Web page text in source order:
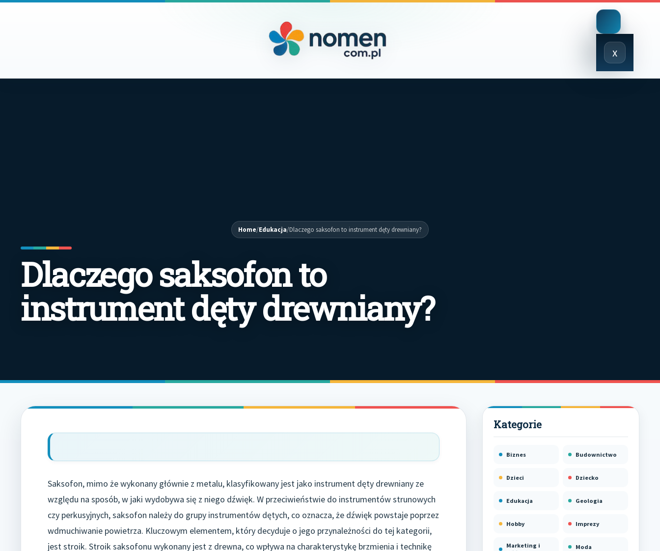
x
Close
Menu
Home/Edukacja/Dlaczego saksofon to instrument dęty drewniany?
Dlaczego saksofon to
instrument dęty drewniany?
Saksofon, mimo że wykonany głównie z metalu, klasyfikowany jest jako instrument dęty drewniany ze
względu na sposób, w jaki wydobywa się z niego dźwięk. W przeciwieństwie do instrumentów strunowych
czy perkusyjnych, saksofon należy do grupy instrumentów dętych, co oznacza, że dźwięk powstaje poprzez
wdmuchiwanie powietrza. Kluczowym elementem, który decyduje o jego przynależności do tej kategorii,
jest stroik. Stroik saksofonu wykonany jest z drewna, co wpływa na charakterystykę brzmienia i technikę
Biznes Budownictwo
Dzieci Dziecko
Edukacja Geologia
Hobby Imprezy
Marketing i
Moda